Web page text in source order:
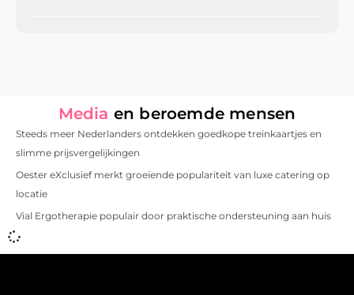
Media en beroemde mensen
Steeds meer Nederlanders ontdekken goedkope treinkaartjes en
slimme prijsvergelijkingen
Oester eXclusief merkt groeiende populariteit van luxe catering op
locatie
Vial Ergotherapie populair door praktische ondersteuning aan huis